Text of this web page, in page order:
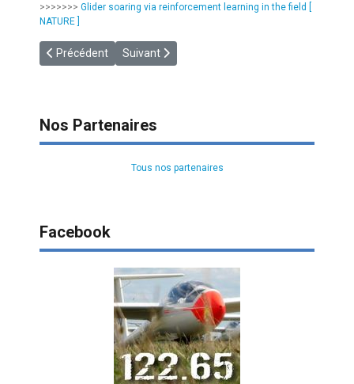
>>>>>>> Glider soaring via reinforcement learning in the field [
NATURE ]
Article précédent : [GIPAG] 55 ans !
Précédent Article suivant : [GNAV] Le G-NAV à l’Université
Suivant
Nos Partenaires
Tous nos partenaires
Facebook